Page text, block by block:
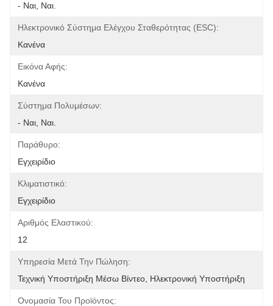
- Ναι, Ναι.
Ηλεκτρονικό Σύστημα Ελέγχου Σταθερότητας (ESC):
Κανένα
Εικόνα Αφής:
Κανένα
Σύστημα Πολυμέσων:
- Ναι, Ναι.
Παράθυρο:
Εγχειρίδιο
Κλιματιστικό:
Εγχειρίδιο
Αριθμός Ελαστικού:
12
Υπηρεσία Μετά Την Πώληση:
Τεχνική Υποστήριξη Μέσω Βίντεο, Ηλεκτρονική Υποστήριξη
Ονομασία Του Προϊόντος: